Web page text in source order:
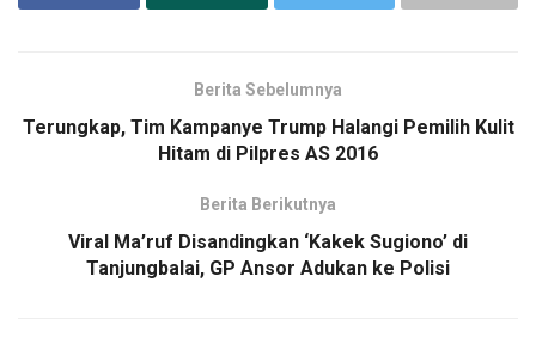
Berita Sebelumnya
Terungkap, Tim Kampanye Trump Halangi Pemilih Kulit
Hitam di Pilpres AS 2016
Berita Berikutnya
Viral Ma’ruf Disandingkan ‘Kakek Sugiono’ di
Tanjungbalai, GP Ansor Adukan ke Polisi